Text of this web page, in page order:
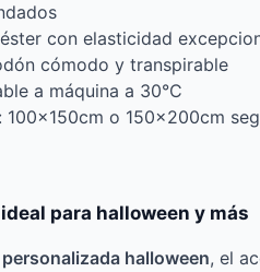
con elasticidad
cómodo y transpirable
a máquina a 30°C
100x150cm o 150x200cm
para halloween y más
halloween, el